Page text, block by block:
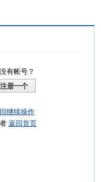
有帐号？
注册一个
继续操作
返回首页